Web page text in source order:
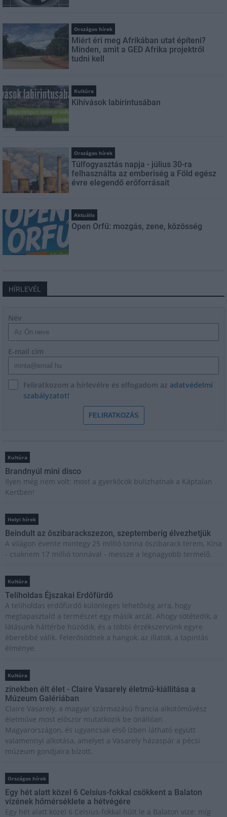
Országos hírek
Miért éri meg Afrikában utat építeni?
Minden, amit a GED Afrika projektről
tudni kell
Kultúra
Kihívások labirintusában
Országos hírek
Túlfogyasztás napja - július 30-ra
felhasználta az emberiség a Föld egész
évre elegendő erőforrásait
Aktuális
Open Orfű: mozgás, zene, közösség
HÍRLEVÉL
Név
E-mail cím
Feliratkozom a hírlevélre és elfogadom az adatvédelmi
szabályzatot!
FELIRATKOZÁS
Kultúra
Brandnyúl mini disco
Ilyen még nem volt: most a gyerkőcök bulizhatnak a Káptalan
Kertben!
Helyi hírek
Beindult az őszibarackszezon, szeptemberig élvezhetjük
A világon évente mintegy 25 millió tonna őszibarack terem, Kína
- csaknem 17 millió tonnával - messze a legnagyobb termelő.
Kultúra
Teliholdas Éjszakai Erdőfürdő
A teliholdas erdőfürdő különleges lehetőség arra, hogy
megtapasztald a természet egy másik arcát. Ahogy sötétedik, a
látásunk háttérbe húzódik, és a többi érzékszervünk egyre
éberebbé válik. Felerősödnek a hangok, az illatok, a tapintás
élménye.
Kultúra
zínekben élt élet - Claire Vasarely életmű-kiállítása a
Múzeum Galériában
Claire Vasarely, a magyar származású francia alkotóművész
életműve most először mutatkozik be önállóan
Magyarországon, és ugyancsak első ízben látható együtt
valamennyi alkotása, amelyet a Vasarely házaspár a pécsi
múzeum gondjaira bízott.
Országos hírek
Egy hét alatt közel 6 Celsius-fokkal csökkent a Balaton
vizének hőmérséklete a hétvégére
Egy hét alatt közel 6 Celsius-fokkal hűlt le a Balaton vize: míg